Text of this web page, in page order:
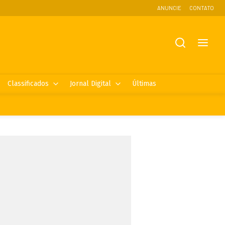
ANUNCIE CONTATO
Classificados Jornal Digital Últimas